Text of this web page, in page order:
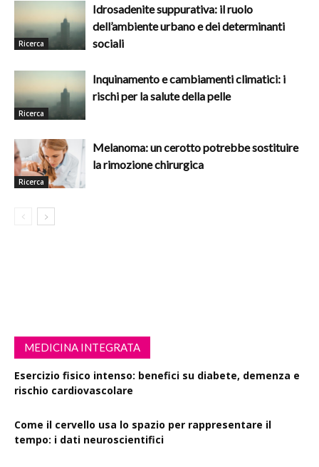
Ricerca
Idrosadenite suppurativa: il ruolo
dell’ambiente urbano e dei determinanti
sociali
Ricerca
Inquinamento e cambiamenti climatici: i
rischi per la salute della pelle
Ricerca
Melanoma: un cerotto potrebbe sostituire
la rimozione chirurgica
MEDICINA INTEGRATA
Esercizio fisico intenso: benefici su diabete, demenza e
rischio cardiovascolare
Come il cervello usa lo spazio per rappresentare il
tempo: i dati neuroscientifici